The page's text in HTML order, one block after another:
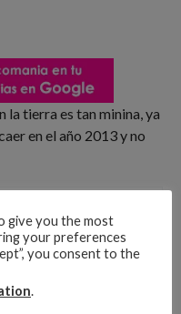
la tierra es tan minina, ya
en el año 2013 y no
del diablo
reto peligroso
give you the most
your preferences
you consent to the
.